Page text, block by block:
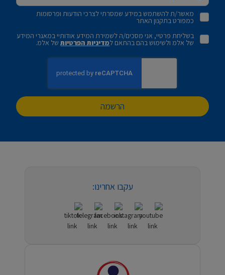
מאשר/ת להשתמש במידע שמסרתי לצרכי הודעות ופרסומות
כמפורט בתקנון האתר
בשליחת פרטיי, אני מסכים/ה לשמירת המידע אודותיי במאגרי המידע
של אלמ ולשימוש בהם בהתאם למדיניות הפרטיותשל אלמ.
הרשמה
עקבו אחרינו: